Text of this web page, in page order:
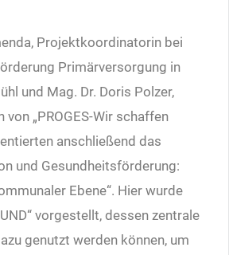
Projektkoordinatorin bei
Primärversorgung in
und Mag. Dr. Doris Polzer,
„PROGES-Wir schaffen
anschließend das
und Gesundheitsförderung:
Ebene“. Hier wurde
vorgestellt, dessen zentrale
genutzt werden können, um